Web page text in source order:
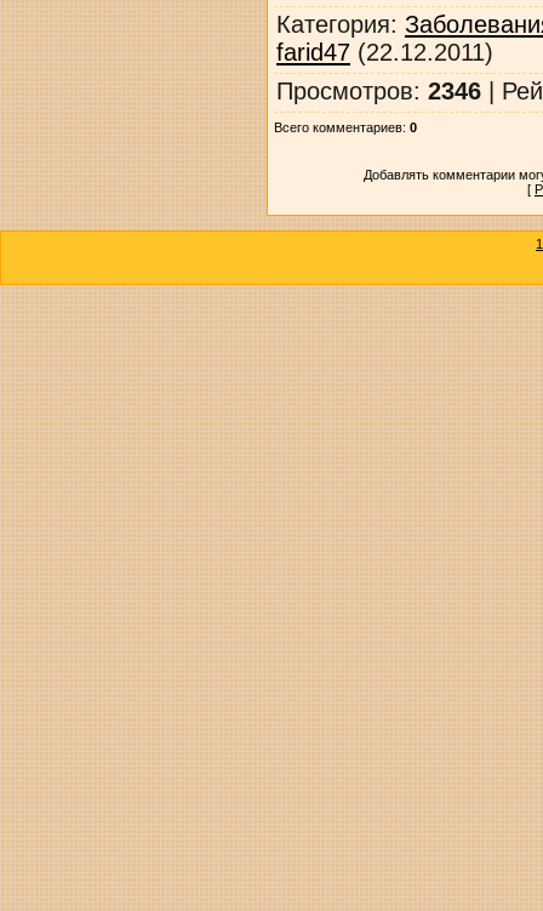
Категория:
farid47(22.12.2011)
Просмотров: 2346|
Всего комментариев: 0
Добавлять комментарии
[